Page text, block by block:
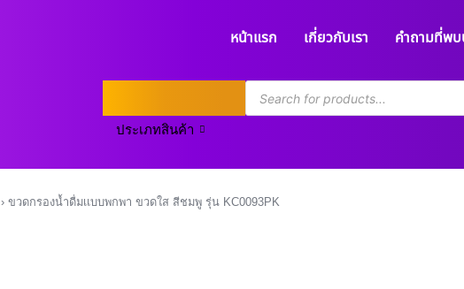
หน้าแรก เกี่ยวกับเรา คำถามที่พ
ประเภทสินค้า
›ขวดกรองน้ำดื่มเเบบพกพา ขวดใส สีชมพู รุ่น KC0093PK